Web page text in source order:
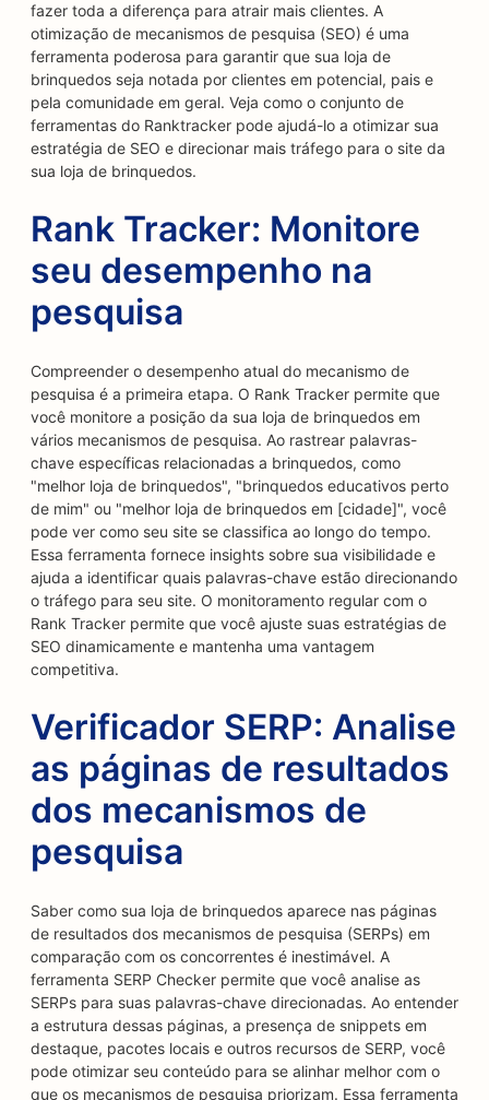
fazer toda a diferença para atrair mais clientes. A
otimização de mecanismos de pesquisa (SEO) é uma
ferramenta poderosa para garantir que sua loja de
brinquedos seja notada por clientes em potencial, pais e
pela comunidade em geral. Veja como o conjunto de
ferramentas do Ranktracker pode ajudá-lo a otimizar sua
estratégia de SEO e direcionar mais tráfego para o site da
sua loja de brinquedos.
Rank Tracker: Monitore
seu desempenho na
pesquisa
Compreender o desempenho atual do mecanismo de
pesquisa é a primeira etapa. O Rank Tracker permite que
você monitore a posição da sua loja de brinquedos em
vários mecanismos de pesquisa. Ao rastrear palavras-
chave específicas relacionadas a brinquedos, como
"melhor loja de brinquedos", "brinquedos educativos perto
de mim" ou "melhor loja de brinquedos em [cidade]", você
pode ver como seu site se classifica ao longo do tempo.
Essa ferramenta fornece insights sobre sua visibilidade e
ajuda a identificar quais palavras-chave estão direcionando
o tráfego para seu site. O monitoramento regular com o
Rank Tracker permite que você ajuste suas estratégias de
SEO dinamicamente e mantenha uma vantagem
competitiva.
Verificador SERP: Analise
as páginas de resultados
dos mecanismos de
pesquisa
Saber como sua loja de brinquedos aparece nas páginas
de resultados dos mecanismos de pesquisa (SERPs) em
comparação com os concorrentes é inestimável. A
ferramenta SERP Checker permite que você analise as
SERPs para suas palavras-chave direcionadas. Ao entender
a estrutura dessas páginas, a presença de snippets em
destaque, pacotes locais e outros recursos de SERP, você
pode otimizar seu conteúdo para se alinhar melhor com o
que os mecanismos de pesquisa priorizam. Essa ferramenta